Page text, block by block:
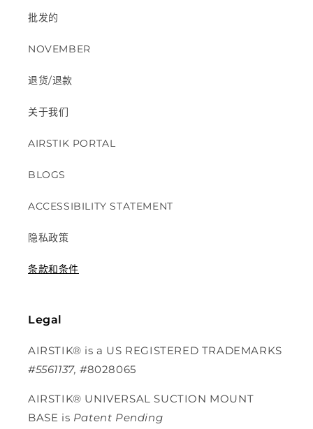
批发的
NOVEMBER
退货/退款
关于我们
AIRSTIK PORTAL
BLOGS
ACCESSIBILITY STATEMENT
隐私政策
条款和条件
Legal
AIRSTIK® is a US REGISTERED TRADEMARKS
#5561137, #8028065
AIRSTIK® UNIVERSAL SUCTION MOUNT
BASE is Patent Pending